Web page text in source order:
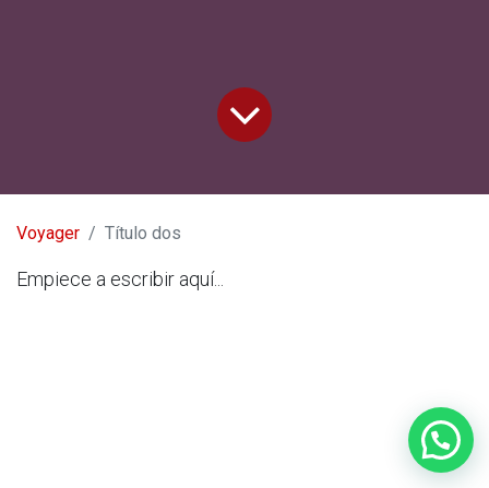
Voyager Título dos
Empiece a escribir aquí...